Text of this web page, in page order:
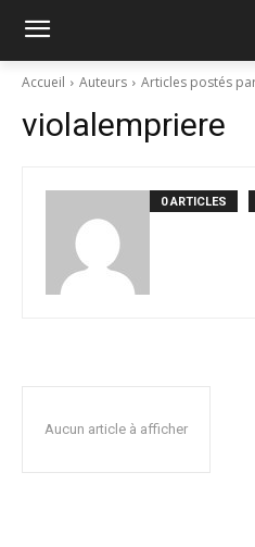
Accueil Auteurs Articles postés
violalempriere
0 ARTICLES
Aucun article à afficher